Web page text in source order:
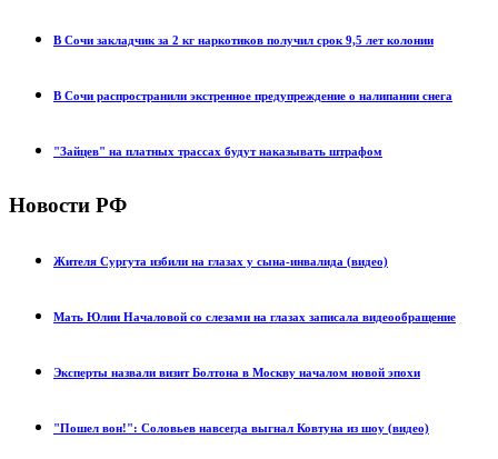
В Сочи закладчик за 2 кг наркотиков получил срок 9,5 лет колонии
В Сочи распространили экстренное предупреждение о налипании снега
"Зайцев" на платных трассах будут наказывать штрафом
Новости РФ
Жителя Сургута избили на глазах у сына-инвалида (видео)
Мать Юлии Началовой со слезами на глазах записала видеообращение
Эксперты назвали визит Болтона в Москву началом новой эпохи
"Пошел вон!": Соловьев навсегда выгнал Ковтуна из шоу (видео)